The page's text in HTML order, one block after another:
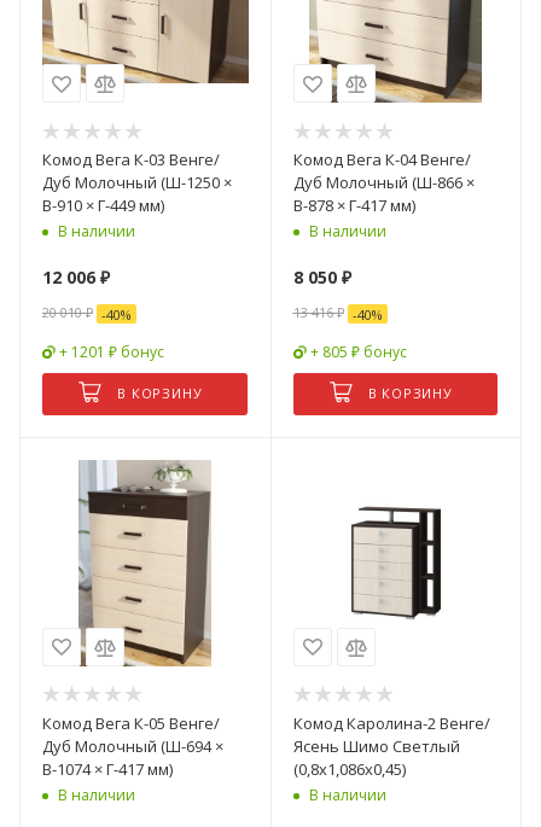
Комод Вега К-03 Венге/
Дуб Молочный (Ш-1250 ×
В-910 × Г-449 мм)
В наличии
12 006 ₽
20 010₽ -40%
+ 1201 ₽ бонус
В КОРЗИНУ
Комод Вега К-04 Венге/
Дуб Молочный (Ш-866 ×
В-878 × Г-417 мм)
В наличии
8 050₽
13 416₽ -40%
+ 805 ₽ бонус
В КОРЗИНУ
Комод Вега К-05 Венге/
Дуб Молочный (Ш-694 ×
В-1074 × Г-417 мм)
В наличии
Комод Каролина-2 Венге/
Ясень Шимо Светлый
(0,8х1,086х0,45)
В наличии